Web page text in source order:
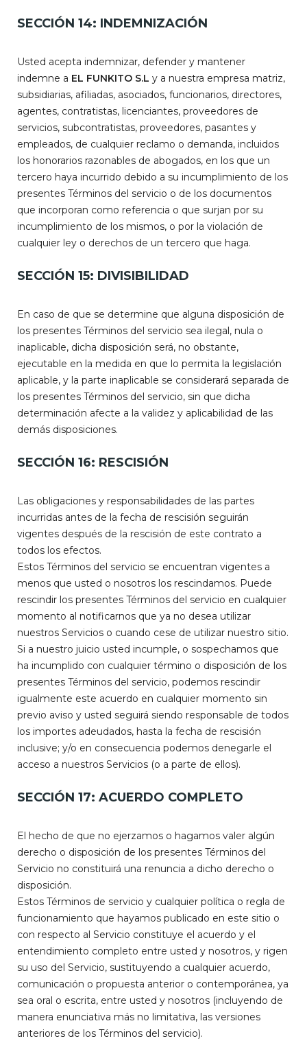
SECCIÓN 14: INDEMNIZACIÓN
Usted acepta indemnizar, defender y mantener
indemne a EL FUNKITO S.L y a nuestra empresa matriz,
subsidiarias, afiliadas, asociados, funcionarios, directores,
agentes, contratistas, licenciantes, proveedores de
servicios, subcontratistas, proveedores, pasantes y
empleados, de cualquier reclamo o demanda, incluidos
los honorarios razonables de abogados, en los que un
tercero haya incurrido debido a su incumplimiento de los
presentes Términos del servicio o de los documentos
que incorporan como referencia o que surjan por su
incumplimiento de los mismos, o por la violación de
cualquier ley o derechos de un tercero que haga.
SECCIÓN 15: DIVISIBILIDAD
En caso de que se determine que alguna disposición de
los presentes Términos del servicio sea ilegal, nula o
inaplicable, dicha disposición será, no obstante,
ejecutable en la medida en que lo permita la legislación
aplicable, y la parte inaplicable se considerará separada de
los presentes Términos del servicio, sin que dicha
determinación afecte a la validez y aplicabilidad de las
demás disposiciones.
SECCIÓN 16: RESCISIÓN
Las obligaciones y responsabilidades de las partes
incurridas antes de la fecha de rescisión seguirán
vigentes después de la rescisión de este contrato a
todos los efectos.
Estos Términos del servicio se encuentran vigentes a
menos que usted o nosotros los rescindamos. Puede
rescindir los presentes Términos del servicio en cualquier
momento al notificarnos que ya no desea utilizar
nuestros Servicios o cuando cese de utilizar nuestro sitio.
Si a nuestro juicio usted incumple, o sospechamos que
ha incumplido con cualquier término o disposición de los
presentes Términos del servicio, podemos rescindir
igualmente este acuerdo en cualquier momento sin
previo aviso y usted seguirá siendo responsable de todos
los importes adeudados, hasta la fecha de rescisión
inclusive; y/o en consecuencia podemos denegarle el
acceso a nuestros Servicios (o a parte de ellos).
SECCIÓN 17: ACUERDO COMPLETO
El hecho de que no ejerzamos o hagamos valer algún
derecho o disposición de los presentes Términos del
Servicio no constituirá una renuncia a dicho derecho o
disposición.
Estos Términos de servicio y cualquier política o regla de
funcionamiento que hayamos publicado en este sitio o
con respecto al Servicio constituye el acuerdo y el
entendimiento completo entre usted y nosotros, y rigen
su uso del Servicio, sustituyendo a cualquier acuerdo,
comunicación o propuesta anterior o contemporánea, ya
sea oral o escrita, entre usted y nosotros (incluyendo de
manera enunciativa más no limitativa, las versiones
anteriores de los Términos del servicio).